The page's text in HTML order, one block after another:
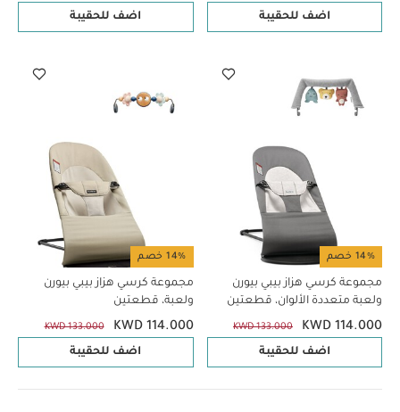
اضف للحقيبة اضف للحقيبة
14% خصم
مجموعة كرسي هزاز بيبي بيورن
ولعبة متعددة الألوان، قطعتين
KWD 114.000
KWD 133.000
اضف للحقيبة
14% خصم
مجموعة كرسي هزاز بيبي بيورن
ولعبة، قطعتين
KWD 114.000
KWD 133.000
اضف للحقيبة